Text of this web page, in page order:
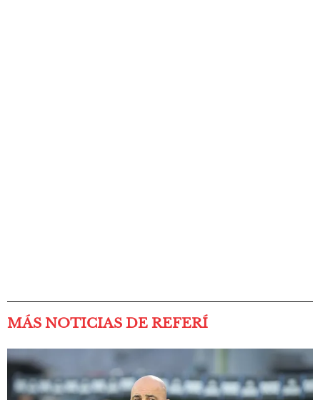
MÁS NOTICIAS DE REFERÍ